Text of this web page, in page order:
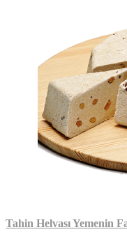
Tahin Helvası Yemenin